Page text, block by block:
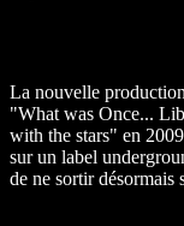
La nouvelle
"What was Once...
with the stars" en
sur un label
de ne sortir désormais